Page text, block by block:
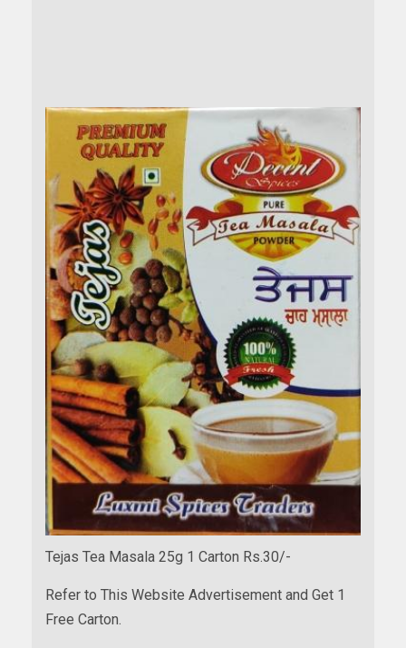
Tejas Tea Masala 25g 1 Carton Rs.30/-
Refer to This Website Advertisement and Get 1
Free Carton.